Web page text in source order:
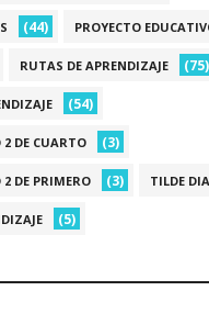
(44) PROYECTO
RUTAS DE APRENDIZAJE (75)
(54)
2 DE CUARTO (3)
DE PRIMERO (3) TILDE
(5)